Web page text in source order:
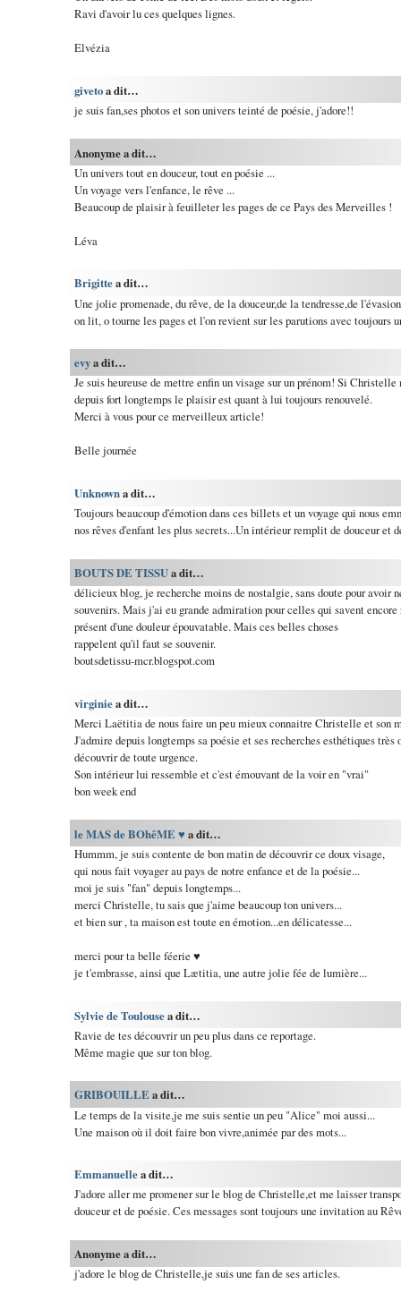
Ravi d'avoir lu ces quelques lignes.
Elvézia
givetoa dit…
je suis fan,ses photos et son univers teinté de poésie, j'adore!!
Anonyme a dit…
Un univers tout en douceur, tout en poésie ...
Un voyage vers l'enfance, le rêve ...
Beaucoup de plaisir à feuilleter les pages de ce Pays des Merveilles !
Léva
Brigittea dit…
Une jolie promenade, du rêve, de la douceur,de la tendresse,de
on lit, o tourne les pages et l'on revient sur les parutions avec toujours
evya dit…
Je suis heureuse de mettre enfin un visage sur un prénom! Si
depuis fort longtemps le plaisir est quant à lui toujours renouvelé.
Merci à vous pour ce merveilleux article!
Belle journée
Unknowna dit…
Toujours beaucoup d'émotion dans ces billets et un voyage qui nous
nos rêves d'enfant les plus secrets...Un intérieur remplit de douceur et
BOUTS DE TISSUa dit…
délicieux blog, je recherche moins de nostalgie, sans doute pour avoir
souvenirs. Mais j'ai eu grande admiration pour celles qui savent encore
présent d'une douleur épouvatable. Mais ces belles choses
rappelent qu'il faut se souvenir.
boutsdetissu-mcr.blogspot.com
virginiea dit…
Merci Laëtitia de nous faire un peu mieux connaitre Christelle et son
J'admire depuis longtemps sa poésie et ses recherches esthétiques
découvrir de toute urgence.
Son intérieur lui ressemble et c'est émouvant de la voir en "vrai"
bon week end
le MAS de BOhêME ♥ a dit…
Hummm, je suis contente de bon matin de découvrir ce doux visage,
qui nous fait voyager au pays de notre enfance et de la poésie...
moi je suis "fan" depuis longtemps...
merci Christelle, tu sais que j'aime beaucoup ton univers...
et bien sur , ta maison est toute en émotion...en délicatesse...
merci pour ta belle féerie ♥
je t'embrasse, ainsi que Lætitia, une autre jolie fée de lumière...
Sylvie de Toulousea dit…
Ravie de tes découvrir un peu plus dans ce reportage.
Même magie que sur ton blog.
GRIBOUILLE a dit…
Le temps de la visite,je me suis sentie un peu "Alice" moi aussi...
Une maison où il doit faire bon vivre,animée par des mots...
Emmanuellea dit…
J'adore aller me promener sur le blog de Christelle,et me laisser
douceur et de poésie. Ces messages sont toujours une invitation au
Anonyme a dit…
j'adore le blog de Christelle,je suis une fan de ses articles.